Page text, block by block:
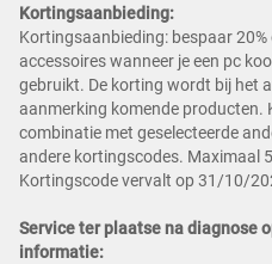
Kortingsaanbieding:
Kortingsaanbieding: bespaar 20%
accessoires wanneer je een pc
gebruikt. De korting wordt bij het
aanmerking komende producten.
combinatie met geselecteerde
andere kortingscodes. Maximaal
Kortingscode vervalt op 31/10/
Service ter plaatse na diagnose
informatie: